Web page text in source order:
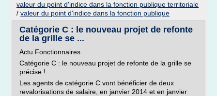
valeur du point d'indice dans la fonction publique territoriale
/ valeur du point d'indice dans la fonction publique
Catégorie C : le nouveau projet de refonte
de la grille se ...
Actu Fonctionnaires
Catégorie C : le nouveau projet de refonte de la grille se
précise !
Les agents de catégorie C vont bénéficier de deux
revalorisations de salaire, en janvier 2014 et en janvier